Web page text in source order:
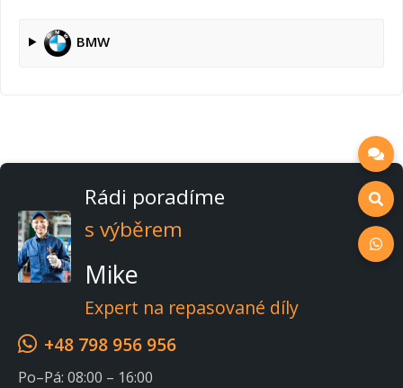
BMW
Rádi poradíme
s výběrem
Mike
Expert na repasované díly
+48 798 956 956
Po–Pá: 08:00 – 16:00